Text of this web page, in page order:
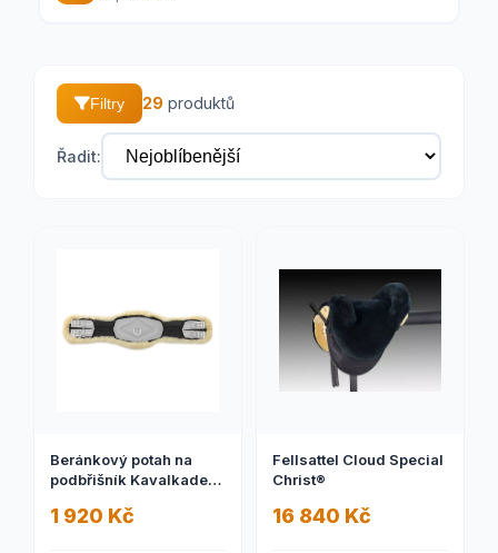
Filtry 29 produktů
Řadit:
Beránkový potah na
podbřišník Kavalkade
1 920 Kč
Fellsattel Cloud Special
Christ®
16 840 Kč